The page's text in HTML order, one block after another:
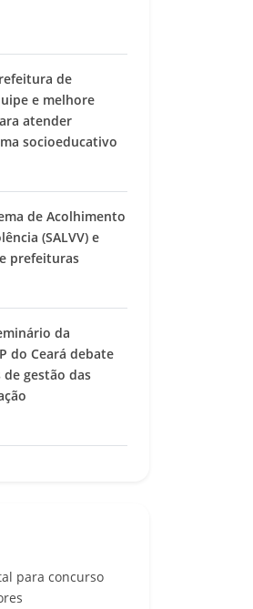
de
e melhore
atender
socioeducativo
de Acolhimento
(SALVV) e
prefeituras
da
do Ceará debate
gestão das
para concurso